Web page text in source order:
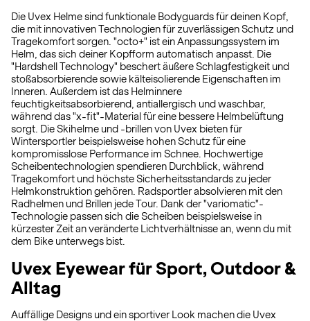
Die Uvex Helme sind funktionale Bodyguards für deinen Kopf,
die mit innovativen Technologien für zuverlässigen Schutz und
Tragekomfort sorgen. "octo+" ist ein Anpassungssystem im
Helm, das sich deiner Kopfform automatisch anpasst. Die
"Hardshell Technology" beschert äußere Schlagfestigkeit und
stoßabsorbierende sowie kälteisolierende Eigenschaften im
Inneren. Außerdem ist das Helminnere
feuchtigkeitsabsorbierend, antiallergisch und waschbar,
während das "x-fit"-Material für eine bessere Helmbelüftung
sorgt. Die Skihelme und -brillen von Uvex bieten für
Wintersportler beispielsweise hohen Schutz für eine
kompromisslose Performance im Schnee. Hochwertige
Scheibentechnologien spendieren Durchblick, während
Tragekomfort und höchste Sicherheitsstandards zu jeder
Helmkonstruktion gehören. Radsportler absolvieren mit den
Radhelmen und Brillen jede Tour. Dank der "variomatic"-
Technologie passen sich die Scheiben beispielsweise in
kürzester Zeit an veränderte Lichtverhältnisse an, wenn du mit
dem Bike unterwegs bist.
Uvex Eyewear für Sport, Outdoor &
Alltag
Auffällige Designs und ein sportiver Look machen die Uvex